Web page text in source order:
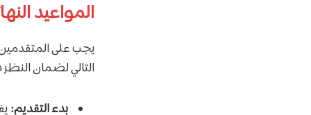
المواعيد
يجب على
التالي لضمان
بدء التقديم: